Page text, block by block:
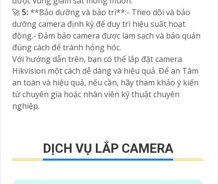
🚀5:**Bảo dưỡng và bảo trì**:- Theo dõi và bảo
dưỡng camera định kỳ để duy trì hiệu suất hoạt
động.- Đảm bảo camera được làm sạch và bảo quản
đúng cách để tránh hỏng hóc.
Với hướng dẫn trên, bạn có thể lắp đặt camera
Hikvision một cách dễ dàng và hiệu quả. Để an Tâm
an toàn và hiệu quả, nếu cần, hãy tham khảo ý kiến
từ chuyên gia hoặc nhân viên kỹ thuật chuyên
nghiệp.
DỊCH VỤ LẮP CAMERA